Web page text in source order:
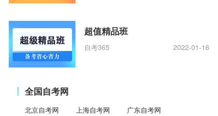
超值精品班
自考365 2022-01-16
全国自考网
北京自考网 上海自考网
广东自考网